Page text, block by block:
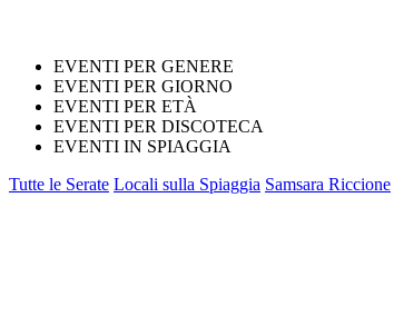
EVENTI PER GENERE
EVENTI PER GIORNO
EVENTI PER ETÀ
EVENTI PER DISCOTECA
EVENTI IN SPIAGGIA
Tutte le Serate Locali sulla Spiaggia Samsara Riccione